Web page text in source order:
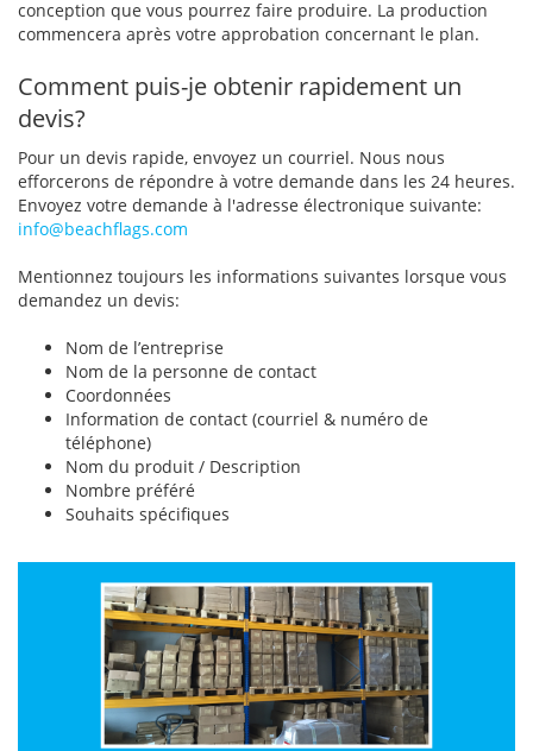
conception que vous pourrez faire produire. La production
commencera après votre approbation concernant le plan.
Comment puis-je obtenir rapidement un
devis?
Pour un devis rapide, envoyez un courriel. Nous nous
efforcerons de répondre à votre demande dans les 24 heures.
Envoyez votre demande à l'adresse électronique suivante:
info@beachflags.com
Mentionnez toujours les informations suivantes lorsque vous
demandez un devis:
Nom de l’entreprise
Nom de la personne de contact
Coordonnées
Information de contact (courriel & numéro de
téléphone)
Nom du produit / Description
Nombre préféré
Souhaits spécifiques